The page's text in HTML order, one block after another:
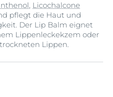
, Licochalcone
pflegt die Haut und
Der Lip Balm eignet
Lippenleckekzem oder
Lippen.